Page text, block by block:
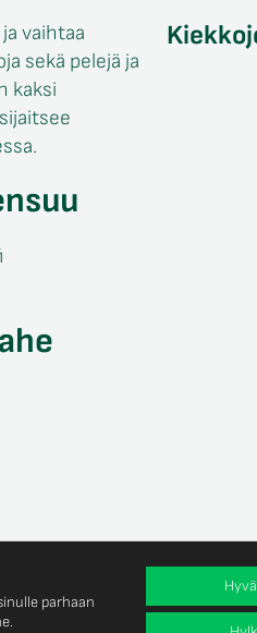
vaihtaa
sekä pelejä ja
kaksi
parhaan